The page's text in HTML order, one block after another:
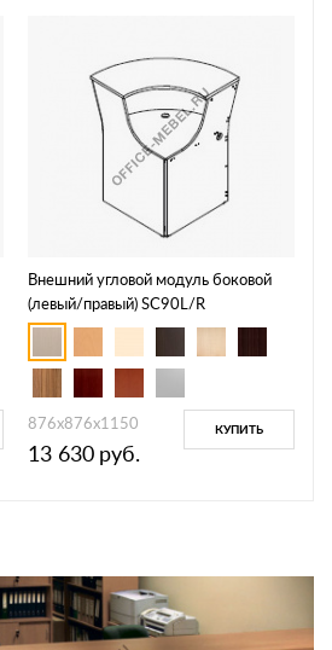
Внешний угловой модуль боковой
(левый/правый) SC90L/R
876x876x1150
13 630 руб.
КУПИТЬ